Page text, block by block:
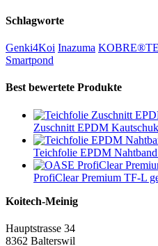
Schlagworte
Genki4Koi Inazuma
Smartpond
Best bewertete Produkte
Zuschnitt EPDM
Teichfolie EPDM
ProfiClear Premium TF-L
Koitech-Meinig
Hauptstrasse 34
8362 Balterswil